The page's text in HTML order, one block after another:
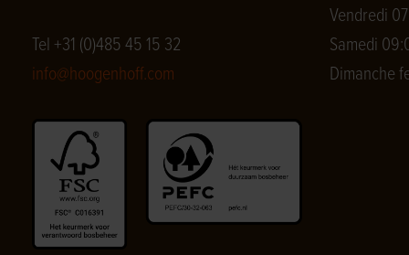
Tel +31 (0)485 45 15 32
info@hoogenhoff.com
Vendredi
Samedi
Dimanche